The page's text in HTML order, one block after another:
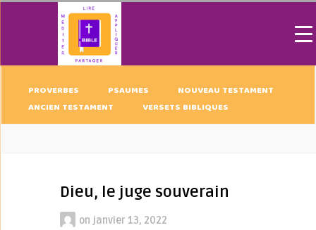
PROVERBES PSAUMES
NOUVEAU TESTAMENT
ANCIEN TESTAMENT
VERSETS BIBLIQUES
Dieu, le juge souverain
on janvier 13, 2022